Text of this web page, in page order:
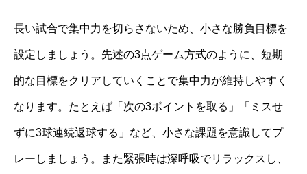
長い試合で集中力を切らさないため、小さな勝負目標を
設定しましょう。先述の3点ゲーム方式のように、短期
的な目標をクリアしていくことで集中力が維持しやすく
なります。たとえば「次の3ポイントを取る」「ミスせ
ずに3球連続返球する」など、小さな課題を意識してプ
レーしましょう。また緊張時は深呼吸でリラックスし、